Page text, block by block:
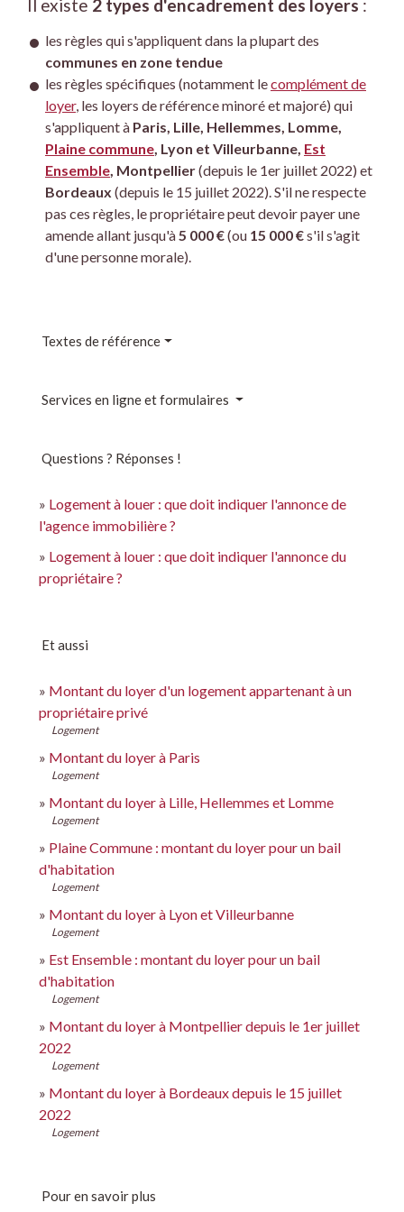
Il existe 2 types d'encadrement des loyers :
les règles qui s'appliquent dans la plupart des
communes en zone tendue
les règles spécifiques (notamment lecomplément de
loyer, les loyers de référence minoré et majoré) qui
s'appliquent à Paris, Lille, Hellemmes, Lomme,
Plaine commune, Lyon et Villeurbanne, Est
Ensemble, Montpellier(depuis le 1er juillet 2022) et
Bordeaux (depuis le 15 juillet 2022). S'il ne respecte
pas ces règles, le propriétaire peut devoir payer une
amende allant jusqu'à5 000 €(ou 15 000 €s'il s'agit
d'une personne morale).
Textes de référence
Services en ligne et formulaires
Questions ? Réponses !
Logement à louer : que doit indiquer l'annonce de
l'agence immobilière ?
Logement à louer : que doit indiquer l'annonce du
propriétaire ?
Et aussi
Montant du loyer d'un logement appartenant à un
propriétaire privé
Logement
Montant du loyer à Paris
Logement
Montant du loyer à Lille, Hellemmes et Lomme
Logement
Plaine Commune : montant du loyer pour un bail
d'habitation
Logement
Montant du loyer à Lyon et Villeurbanne
Logement
Est Ensemble : montant du loyer pour un bail
d'habitation
Logement
Montant du loyer à Montpellier depuis le 1er juillet
2022
Logement
Montant du loyer à Bordeaux depuis le 15 juillet
2022
Logement
Pour en savoir plus